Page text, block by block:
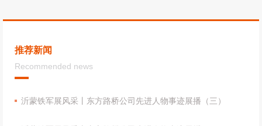
推荐新闻
Recommended news
沂蒙铁军展风采丨东方路桥公司先进人物事迹展播（三）